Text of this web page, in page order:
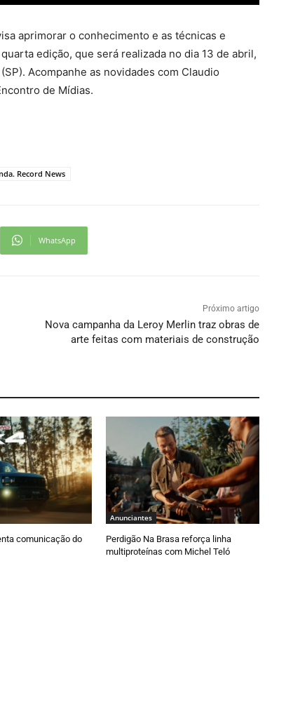
aprimorar o conhecimento e as técnicas e
edição, que será realizada no dia 13 de abril,
Acompanhe as novidades com Claudio
de Mídias.
Record News
WhatsApp
Próximo artigo
Nova campanha da Leroy Merlin traz obras de
arte feitas com materiais de construção
comunicação do
Anunciantes
Perdigão Na Brasa reforça linha
multiproteínas com Michel Teló